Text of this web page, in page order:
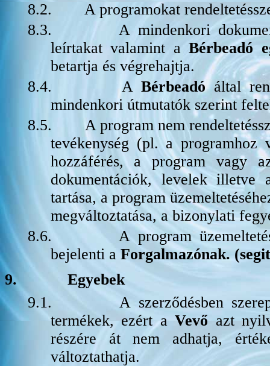
8.2.
A programokat
8.3.
A mindenkori
leírtakat valamint aBérbeadó
betartja és végrehajtja.
8.4.
ABérbeadóáltal
mindenkori útmutatók szerint
8.5.
A program nem
tevékenység (pl. a programhoz
hozzáférés, a program vagy
dokumentációk, levelek
tartása, a program
megváltoztatása, a bizonylati
8.6.
A program
bejelenti a Forgalmazónak.
9.
Egyebek
9.1.
A szerződésben
termékek, ezért aVevő azt
részére át nem adhatja,
változtathatja.